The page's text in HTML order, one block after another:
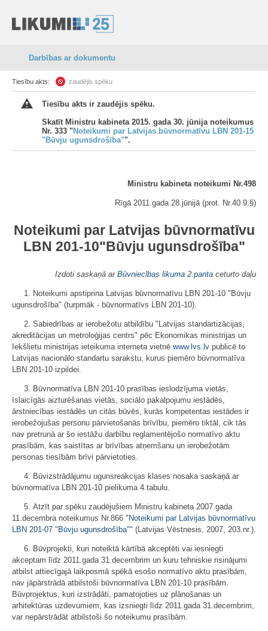
Darbības ar dokumentu
Tiesību akts: zaudējis spēku
Tiesību akts ir zaudējis spēku.
Skatīt Ministru kabineta 2015. gada 30. jūnija noteikumus
Nr. 333 "Noteikumi par Latvijas būvnormatīvu LBN 201-15
"Būvju ugunsdrošība"".
Ministru kabineta noteikumi Nr.498
Rīgā 2011.gada 28.jūnijā (prot. Nr.40 9.§)
Noteikumi par Latvijas būvnormatīvu
LBN 201-10"Būvju ugunsdrošība"
Izdoti saskaņā ar Būvniecības likuma 2.panta ceturto daļu
1. Noteikumi apstiprina Latvijas būvnormatīvu LBN 201-10 "Būvju
ugunsdrošība" (turpmāk - būvnormatīvs LBN 201-10).
2. Sabiedrības ar ierobežotu atbildību "Latvijas standartizācijas,
akreditācijas un metroloģijas centrs" pēc Ekonomikas ministrijas un
Iekšlietu ministrijas ieteikuma interneta vietnē www.lvs.lv publicē to
Latvijas nacionālo standartu sarakstu, kurus piemēro būvnormatīva
LBN 201-10 izpildei.
3. Būvnormatīva LBN 201-10 prasības ieslodzījuma vietās,
īslaicīgās aizturēšanas vietās, sociālo pakalpojumu iestādēs,
ārstniecības iestādēs un citās būvēs, kurās kompetentas iestādes ir
ierobežojušas personu pārvietošanās brīvību, piemēro tiktāl, cik tās
nav pretrunā ar šo iestāžu darbību reglamentējošo normatīvo aktu
prasībām, kas saistītas ar brīvības atņemšanu un ierobežotām
personas tiesībām brīvi pārvietoties.
4. Būvizstrādājumu ugunsreakcijas klases nosaka saskaņā ar
būvnormatīva LBN 201-10 pielikuma 4.tabulu.
5. Atzīt par spēku zaudējušiem Ministru kabineta 2007.gada
11.decembra noteikumus Nr.866 " Noteikumi par Latvijas būvnormatīvu
LBN 201-07 "Būvju ugunsdrošība"" (Latvijas Vēstnesis, 2007, 203.nr.).
6. Būvprojekti, kuri noteiktā kārtībā akceptēti vai iesniegti
akceptam līdz 2011.gada 31.decembrim un kuru tehniskie risinājumi
atbilst attiecīgajā laikposmā spēkā esošo normatīvo aktu prasībām,
nav jāpārstrādā atbilstoši būvnormatīva LBN 201-10 prasībām.
Būvprojektus, kuri izstrādāti, pamatojoties uz plānošanas un
arhitektūras uzdevumiem, kas izsniegti līdz 2011.gada 31.decembrim,
var nepārstrādāt atbilstoši šo noteikumu prasībām.